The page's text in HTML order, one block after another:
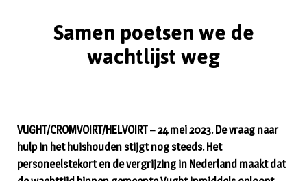
Samen poetsen we de
wachtlijst weg
VUGHT/CROMVOIRT/HELVOIRT – 24 mei 2023. De vraag naar
hulp in het huishouden stijgt nog steeds. Het
personeelstekort en de vergrijzing in Nederland maakt dat